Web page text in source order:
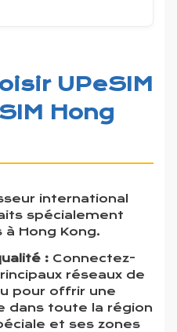
UPeSIM
Hong
international
spécialement
Hong Kong.
: Connectez-
réseaux de
pour offrir une
dans toute la région
et ses zones